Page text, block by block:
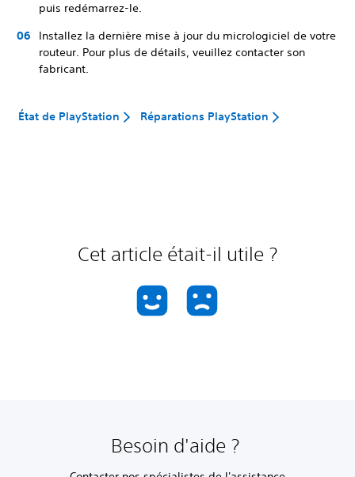
puis redémarrez-le.
Installez la dernière mise à jour du micrologiciel de votre
routeur. Pour plus de détails, veuillez contacter son
fabricant.
État de PlayStation Réparations PlayStation
Cet article était-il utile ?
Besoin d'aide ?